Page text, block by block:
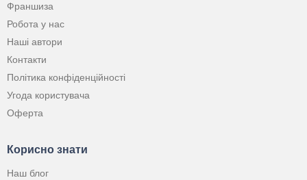
Франшиза
Робота у нас
Наші автори
Контакти
Політика конфіденційності
Угода користувача
Оферта
Корисно знати
Наш блог